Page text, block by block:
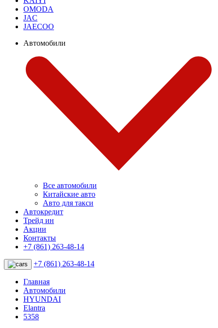
OMODA
JAC
JAECOO
Автомобили
Все автомобили
Китайские авто
Авто для такси
Автокредит
Трейд ин
Акции
Контакты
+7 (861) 263-48-14
+7 (861) 263-48-14
Главная
Автомобили
HYUNDAI
Elantra
5358